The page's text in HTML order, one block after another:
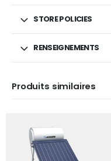
STORE POLICIES
RENSEIGNEMENTS
Produits similaires